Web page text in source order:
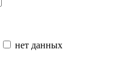
нет данных